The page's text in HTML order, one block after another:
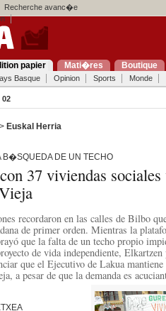
Recherche avanc�e
papier Mati�res Boutique
Basque Opinion Sports Monde
02
> Euskal Herria
B�SQUEDA DE UN TECHO
37 viviendas
recordaron en las calles de Bilbo
de primer orden. Mientras la
que la falta de un techo propio
de vida independiente, Elkartzen
que el Ejecutivo de Lakua
a pesar de que la demanda es